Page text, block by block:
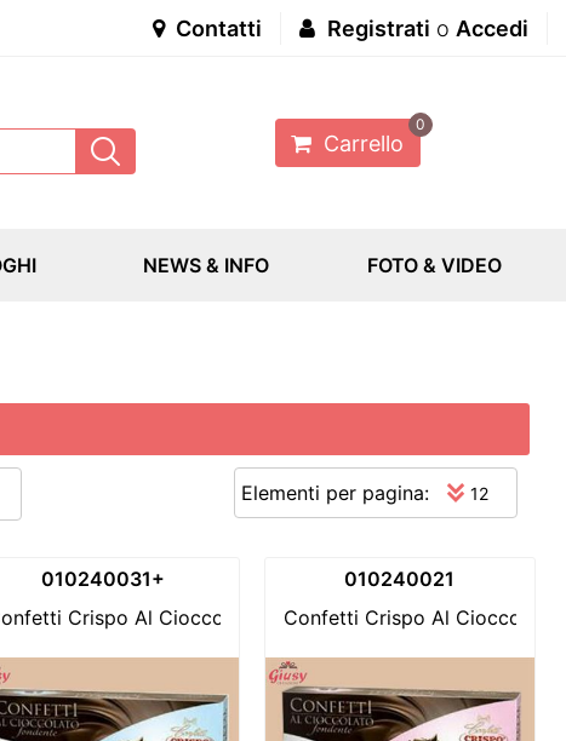
Contatti Registrati o Accedi
Carrello
0
NEWS & INFO FOTO & VIDEO
Elementi per pagina:
Rossi Confezione 1Kg
010240031+
Crispo Al Cioccolato Fondente Celeste Confezione
010240021
Confetti Crispo Al Cioccolato